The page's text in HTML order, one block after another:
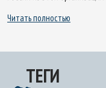
Читать полностью
ТЕГИ